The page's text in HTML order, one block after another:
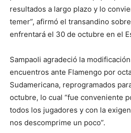
resultados a largo plazo y lo
temer”, afirmó el transandino
enfrentará el 30 de octubre en el
Sampaoli agradeció la
encuentros ante Flamengo por
Sudamericana, reprogramados
octubre, lo cual “fue conveniente
todos los jugadores y con la
nos descomprime un poco”.